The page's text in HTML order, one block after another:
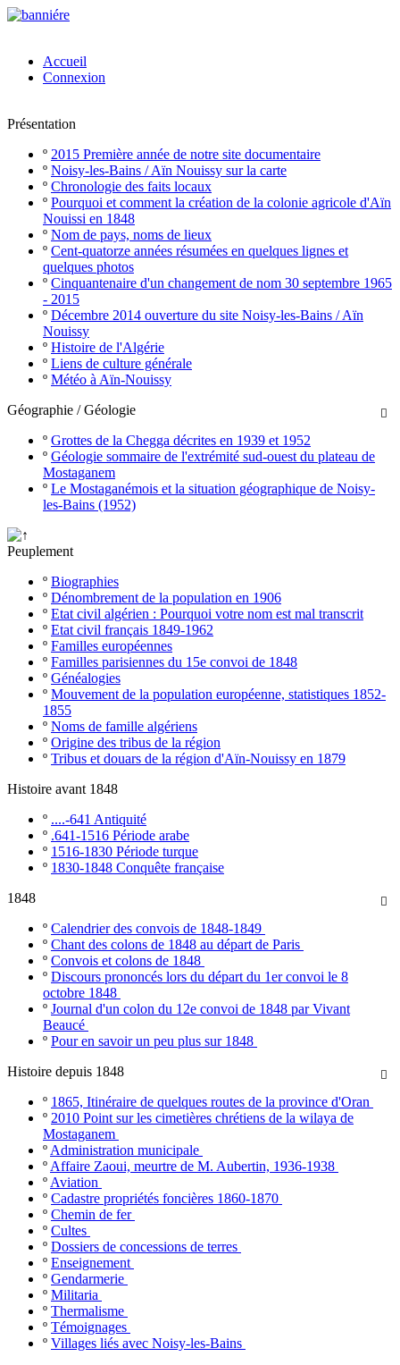
Accueil
Connexion
Présentation
º 2015 Première année de notre site documentaire
º Noisy-les-Bains / Aïn Nouissy sur la carte
º Chronologie des faits locaux
º Pourquoi et comment la création de la colonie agricole d'Aïn
Nouissi en 1848
º Nom de pays, noms de lieux
º Cent-quatorze années résumées en quelques lignes et
quelques photos
º Cinquantenaire d'un changement de nom 30 septembre 1965
- 2015
º Décembre 2014 ouverture du site Noisy-les-Bains / Aïn
Nouissy
º Histoire de l'Algérie
º Liens de culture générale
º Météo à Aïn-Nouissy

Géographie / Géologie
º Grottes de la Chegga décrites en 1939 et 1952
º Géologie sommaire de l'extrémité sud-ouest du plateau de
Mostaganem
º Le Mostaganémois et la situation géographique de Noisy-
les-Bains (1952)
Peuplement
º Biographies
º Dénombrement de la population en 1906
º Etat civil algérien : Pourquoi votre nom est mal transcrit
º Etat civil français 1849-1962
º Familles européennes
º Familles parisiennes du 15e convoi de 1848
º Généalogies
º Mouvement de la population européenne, statistiques 1852-
1855
º Noms de famille algériens
º Origine des tribus de la région
º Tribus et douars de la région d'Aïn-Nouissy en 1879
Histoire avant 1848
º ....-641 Antiquité
º .641-1516 Période arabe
º 1516-1830 Période turque
º 1830-1848 Conquête française

1848
º Calendrier des convois de 1848-1849
º Chant des colons de 1848 au départ de Paris
º Convois et colons de 1848
º Discours prononcés lors du départ du 1er convoi le 8
octobre 1848
º Journal d'un colon du 12e convoi de 1848 par Vivant
Beaucé
º Pour en savoir un peu plus sur 1848

Histoire depuis 1848
º 1865, Itinéraire de quelques routes de la province d'Oran
º 2010 Point sur les cimetières chrétiens de la wilaya de
Mostaganem
º Administration municipale
º Affaire Zaoui, meurtre de M. Aubertin, 1936-1938
º Aviation
º Cadastre propriétés foncières 1860-1870
º Chemin de fer
º Cultes
º Dossiers de concessions de terres
º Enseignement
º Gendarmerie
º Militaria
º Thermalisme
º Témoignages
º Villages liés avec Noisy-les-Bains